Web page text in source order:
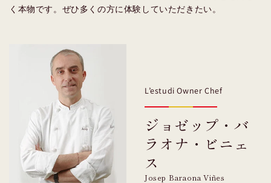
く本物です。ぜひ多くの方に体験していただきたい。
L’estudi Owner Chef
ジョゼップ・バ
ラオナ・ビニェ
ス
Josep Baraona Viñes